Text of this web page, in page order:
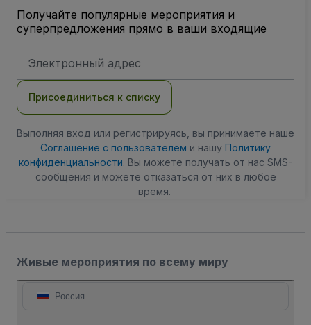
Получайте популярные мероприятия и
суперпредложения прямо в ваши входящие
электронной
Присоединиться к списку
Выполняя вход или регистрируясь, вы принимаете наше
Соглашение с пользователем и нашу Политику
конфиденциальности. Вы можете получать от нас SMS-
сообщения и можете отказаться от них в любое
время.
Живые мероприятия по всему миру
Россия